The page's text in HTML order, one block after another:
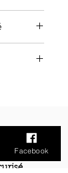
Facebook